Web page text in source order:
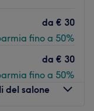
effetti luce,
manicure,
e sopracciglia,
da € 30
fino a 50%
da € 30
fino a 50%
del salone